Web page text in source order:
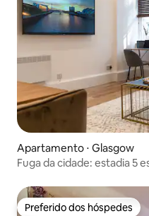
Apartamento ⋅ Glasgow
Fuga da cidade: estadia 5
Preferido dos hóspedes
Preferido dos hóspedes